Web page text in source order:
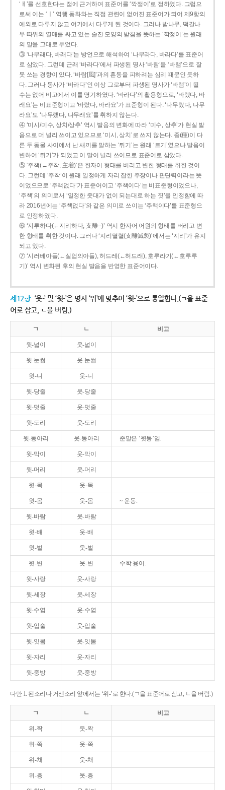
‘ㅐ’를 선호한다는 점에 근거하여 표준어를 ‘깍쟁이’로 정하였다. 그럼으
로써 이는 ‘ㅣ’ 역행 동화와는 직접 관련이 없어진 표준어가 되어 제9항의
예외로 다루지 않고 여기에서 다루게 된 것이다. 그러나 밤나무, 떡갈나
무 따위의 열매를 싸고 있는 술잔 모양의 받침을 뜻하는 ‘깍정이’는 원래
의 말을 그대로 두었다.
③ ‘나무래다, 바래다’는 방언으로 해석하여 ‘나무라다, 바라다’를 표준어
로 삼았다. 그런데 근래 ‘바라다’에서 파생된 명사 ‘바람’을 ‘바램’으로 잘
못 쓰는 경향이 있다. ‘바람[風]’과의 혼동을 피하려는 심리 때문인 듯하
다. 그러나 동사가 ‘바라다’인 이상 그로부터 파생된 명사가 ‘바램’이 될
수는 없어 비고에서 이를 명기하였다. ‘바라다’의 활용형으로, ‘바랬다, 바
래요’는 비표준형이고 ‘바랐다, 바라요’가 표준형이 된다. ‘나무랐다, 나무
라요’도 ‘나무랬다, 나무래요’를 취하지 않는다.
④ ‘미시/미수, 상치/상추’ 역시 발음의 변화에 따라 ‘미수, 상추’가 현실 발
음으로 더 널리 쓰이고 있으므로 ‘미시, 상치’로 쓰지 않는다. 종(種)이 다
른 두 동물 사이에서 난 새끼를 말하는 ‘튀기’는 원래 ‘트기’였으나 발음이
변하여 ‘튀기’가 되었고 이 말이 널리 쓰이므로 표준어로 삼았다.
⑤ ‘주책(←주착, 主着)’은 한자어 형태를 버리고 변한 형태를 취한 것이
다. 그런데 ‘주착’이 원래 일정하게 자리 잡힌 주장이나 판단력이라는 뜻
이었으므로 ‘주책없다’가 표준어이고 ‘주책이다’는 비표준형이었으나,
‘주책’의 의미로서 ‘일정한 줏대가 없이 되는대로 하는 짓’을 인정함에 따
라 2016년에는 ‘주책없다’와 같은 의미로 쓰이는 ‘주책이다’를 표준형으
로 인정하였다.
⑥ ‘지루하다(←지리하다, 支離--)’ 역시 한자어 어원의 형태를 버리고 변
한 형태를 취한 것이다. 그러나 ‘지리멸렬(支離滅裂)’에서는 ‘지리’가 유지
되고 있다.
⑦ ‘시러베아들(←실업의아들), 허드레(←허드래), 호루라기(←호루루
기)’ 역시 변화된 후의 현실 발음을 반영한 표준어이다.
제12항 ‘웃-’ 및 ‘윗-’은 명사 ‘위’에 맞추어 ‘윗-’으로 통일한다.(ㄱ을 표준
어로 삼고, ㄴ을 버림.)
ㄱ ㄴ 비고
윗-넓이 웃-넓이
윗-눈썹 웃-눈썹
윗-니 웃-니
윗-당줄 웃-당줄
윗-덧줄 웃-덧줄
윗-도리 웃-도리
윗-동아리 웃-동아리 준말은 ‘윗동’임.
윗-막이 웃-막이
윗-머리 웃-머리
윗-목 웃-목
윗-몸 웃-몸 ~ 운동.
윗-바람 웃-바람
윗-배 웃-배
윗-벌 웃-벌
윗-변 웃-변 수학 용어.
윗-사랑 웃-사랑
윗-세장 웃-세장
윗-수염 웃-수염
윗-입술 웃-입술
윗-잇몸 웃-잇몸
윗-자리 웃-자리
윗-중방 웃-중방
다만 1. 된소리나 거센소리 앞에서는 ‘위-’로 한다.(ㄱ을 표준어로 삼고, ㄴ을 버림.)
ㄱ ㄴ 비고
위-짝 웃-짝
위-쪽 웃-쪽
위-채 웃-채
위-층 웃-층